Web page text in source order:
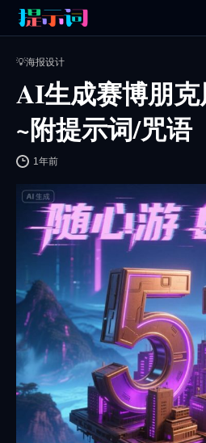
💡海报设计
AI生成赛博朋
~附提示词/咒语
1年前